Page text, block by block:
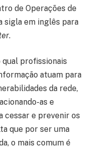
de Operações de
sigla em inglês para
.
qual profissionais
atuam para
da rede,
as e
cessar e prevenir os
que por ser uma
o mais comum é